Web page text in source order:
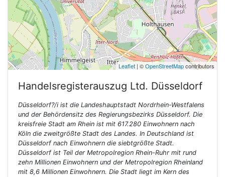
Leaflet | ©OpenStreetMapcontributors
Handelsregisterauszug Ltd. Düsseldorf
Düsseldorf?/i ist die Landeshauptstadt Nordrhein-Westfalens
und der Behördensitz des Regierungsbezirks Düsseldorf. Die
kreisfreie Stadt am Rhein ist mit 617.280 Einwohnern nach
Köln die zweitgrößte Stadt des Landes. In Deutschland ist
Düsseldorf nach Einwohnern die siebtgrößte Stadt.
Düsseldorf ist Teil der Metropolregion Rhein-Ruhr mit rund
zehn Millionen Einwohnern und der Metropolregion Rheinland
mit 8,6 Millionen Einwohnern. Die Stadt liegt im Kern des